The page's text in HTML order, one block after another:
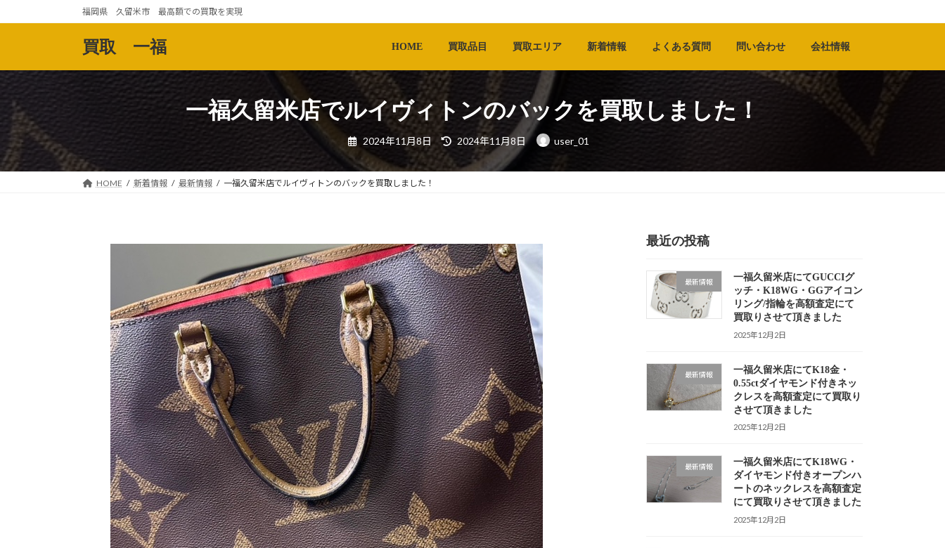
ン
ツ
へ
キ
ッ
プ
ビ
シ
ョ
に
移
動
福岡県 久留米市 最高額での買取を実現
買取 一福 HOME 買取品目 買取エリア 新着情報 よくある質問 問い合わせ 会社情報
一福久留米店でルイヴィトンのバックを買取しました！
2024年11月8日
最
終
更
新
日
2024年11月8日 user_01
HOME 新着情報 最新情報 一福久留米店でルイヴィトンのバックを買取しました！
最近の投稿
最新情報
一福久留米店にてGUCCIグ
ッチ・K18WG・GGアイコン
リング/指輪を高額査定にて
買取りさせて頂きました
2025年12月2日
最新情報
一福久留米店にてK18金・
0.55ctダイヤモンド付きネッ
クレスを高額査定にて買取り
させて頂きました
2025年12月2日
最新情報
一福久留米店にてK18WG・
ダイヤモンド付きオープンハ
ートのネックレスを高額査定
にて買取りさせて頂きました
2025年12月2日